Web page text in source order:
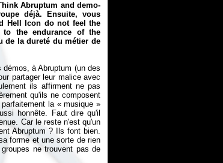
Abruptum and demo-
déjà. Ensuite, vous
Hell Icon do not feel the
the endurance of the
de la dureté du métier de
à Abruptum (un des
partager leur malice avec
ils affirment ne pas
qu'ils ne composent
parfaitement la «musique»
honnête. Faut dire qu'il
Car le reste n'est qu'un
Abruptum ? Ils font bien.
forme et une sorte de rien
ne trouvent pas de